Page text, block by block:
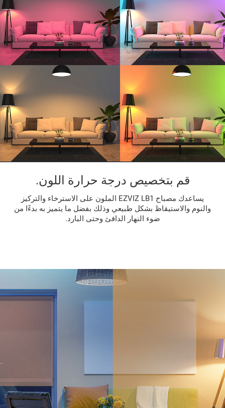
قم بتخصيص درجة حرارة اللون.
يساعدك مصباح EZVIZ LB1 الملون على الاسترخاء والتركيز
والنوم والاستيقاظ بشكل طبيعي وذلك بفضل ما يتميز به بدءًا من
ضوء النهار الدافئ وحتى البارد.